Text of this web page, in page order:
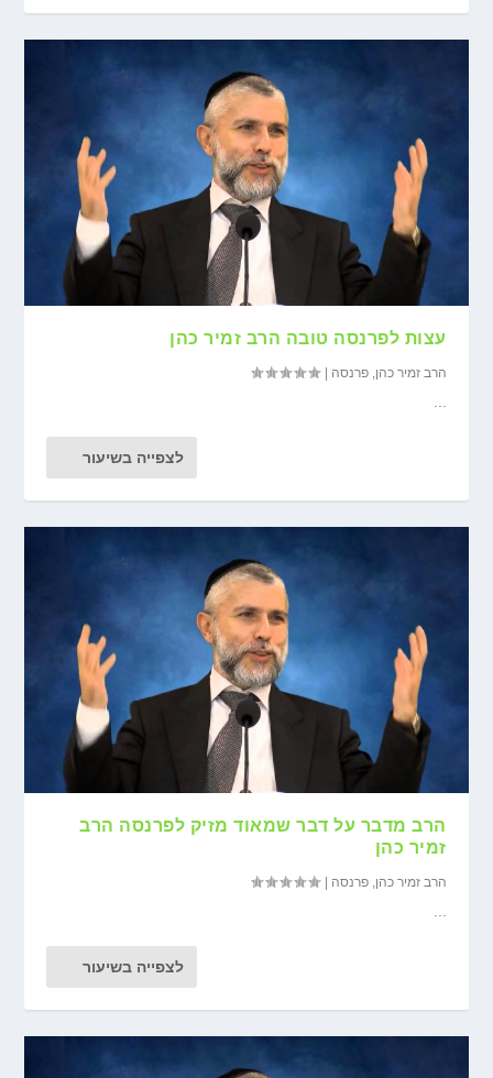
עצות לפרנסה טובה הרב זמיר כהן
הרב זמיר כהן,פרנסה |
לצפייה בשיעור
הרב מדבר על דבר שמאוד מזיק לפרנסה הרב
זמיר כהן
הרב זמיר כהן ,פרנסה |
לצפייה בשיעור